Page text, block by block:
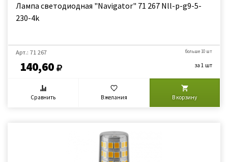
Лампа светодиодная "Navigator" 71 267 Nll-p-g9-5-
230-4k
Арт.: 71 267
140,60
больше 10 шт
за 1 шт
Сравнить В желания В корзину